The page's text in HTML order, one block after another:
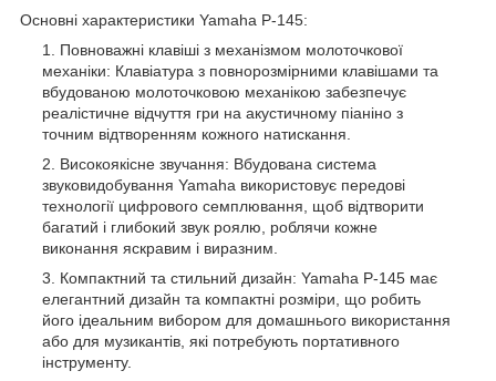
Основні характеристики Yamaha P-145:
Повноважні клавіші з механізмом молоточкової
механіки: Клавіатура з повнорозмірними клавішами та
вбудованою молоточковою механікою забезпечує
реалістичне відчуття гри на акустичному піаніно з
точним відтворенням кожного натискання.
Високоякісне звучання: Вбудована система
звуковидобування Yamaha використовує передові
технології цифрового семплювання, щоб відтворити
багатий і глибокий звук роялю, роблячи кожне
виконання яскравим і виразним.
Компактний та стильний дизайн: Yamaha P-145 має
елегантний дизайн та компактні розміри, що робить
його ідеальним вибором для домашнього використання
або для музикантів, які потребують портативного
інструменту.